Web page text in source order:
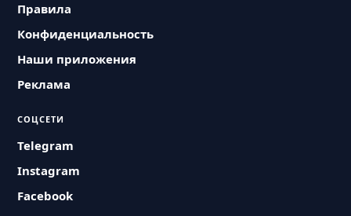
Правила
Конфиденциальность
Наши приложения
Реклама
СОЦСЕТИ
Telegram
Instagram
Facebook